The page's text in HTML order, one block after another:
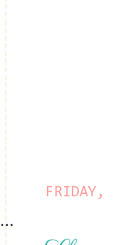
FRIDAY,
...